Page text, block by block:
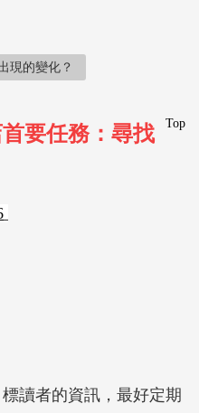
現的變化？
Top
要任務：尋找
讀者的資訊，最好定期